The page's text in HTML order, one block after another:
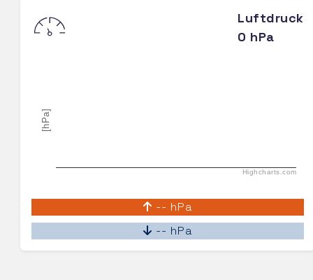
Luftdruck
0 hPa
[hPa]
Highcharts.com
-- hPa
-- hPa